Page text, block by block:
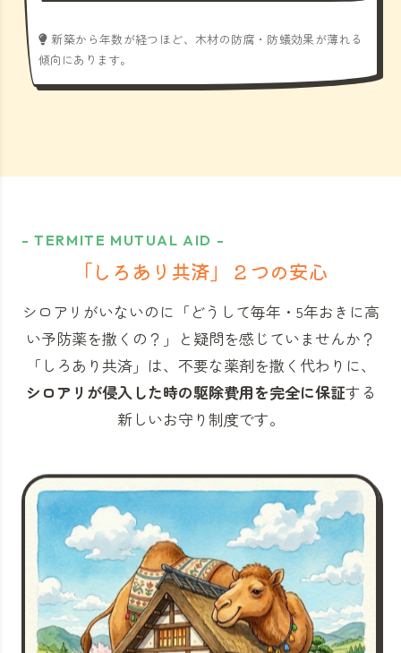
新築から年数が経つほど、木材の防腐・防蟻効果が薄れる
傾向にあります。
- TERMITE MUTUAL AID -
「しろあり共済」 ２つの安心
シロアリがいないのに「どうして毎年・5年おきに高
い予防薬を撒くの？」と 疑問を感じていませんか？
「しろあり共済」 は、不要な薬剤を撒く代わりに、
シロアリが侵入した時の駆除費用を完全に保証する
新しいお守り制度です。